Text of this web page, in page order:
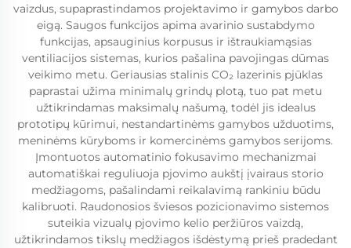
vaizdus, supaprastindamos projektavimo ir gamybos darbo
eigą. Saugos funkcijos apima avarinio sustabdymo
funkcijas, apsauginius korpusus ir ištraukiamąsias
ventiliacijos sistemas, kurios pašalina pavojingas dūmas
veikimo metu. Geriausias stalinis CO₂ lazerinis pjūklas
paprastai užima minimalų grindų plotą, tuo pat metu
užtikrindamas maksimalų našumą, todėl jis idealus
prototipų kūrimui, nestandartinėms gamybos užduotims,
meninėms kūryboms ir komercinėms gamybos serijoms.
Įmontuotos automatinio fokusavimo mechanizmai
automatiškai reguliuoja pjovimo aukštį įvairaus storio
medžiagoms, pašalindami reikalavimą rankiniu būdu
kalibruoti. Raudonosios šviesos pozicionavimo sistemos
suteikia vizualų pjovimo kelio peržiūros vaizdą,
užtikrindamos tikslų medžiagos išdėstymą prieš pradedant